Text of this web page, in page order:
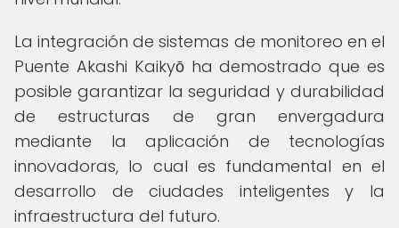
La integración de sistemas de monitoreo en el
Puente Akashi Kaikyō ha demostrado que es
posible garantizar la seguridad y durabilidad
de estructuras de gran envergadura
mediante la aplicación de tecnologías
innovadoras, lo cual es fundamental en el
desarrollo de ciudades inteligentes y la
infraestructura del futuro.